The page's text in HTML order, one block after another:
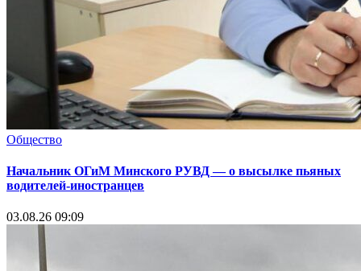
Общество
Начальник ОГиМ Минского РУВД — о высылке пьяных
водителей-иностранцев
03.08.26 09:09